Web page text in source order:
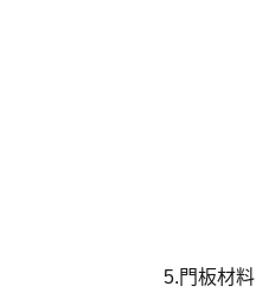
5.門板材料